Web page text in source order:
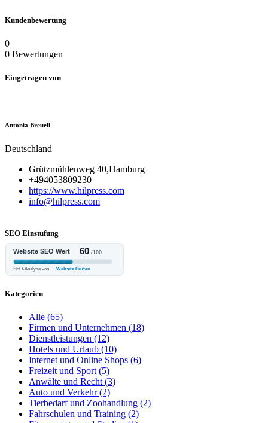
Kundenbewertung
0
0 Bewertungen
Eingetragen von
Antonia Breuell
Deutschland
Grützmühlenweg 40,Hamburg
+494053809230
https://www.hilpress.com
info@hilpress.com
SEO Einstufung
Kategorien
Alle (65)
Firmen und Unternehmen (18)
Dienstleistungen (12)
Hotels und Urlaub (10)
Internet und Online Shops (6)
Freizeit und Sport (5)
Anwälte und Recht (3)
Auto und Verkehr (2)
Tierbedarf und Zoohandlung (2)
Fahrschulen und Training (2)